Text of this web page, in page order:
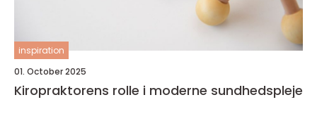
inspiration
01. October 2025
Kiropraktorens rolle i moderne sundhedspleje